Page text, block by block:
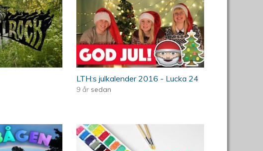
de nationella minoriteterna
tillit i ett föränderligt samhälle
(OFFICIAL)24. Finns Jultomten? -
LTHs julklander 2016
LTH:s julkalender 2016 - Lucka 24
9 år sedan
2016
- LTH:s julkalender 2016
20 Experimenttisdag: